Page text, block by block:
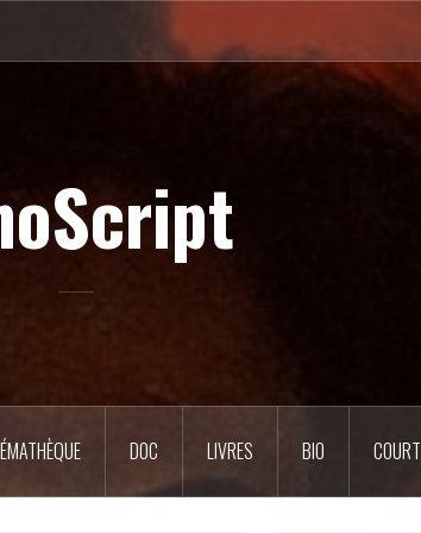
DOC LIVRES BIO COURT